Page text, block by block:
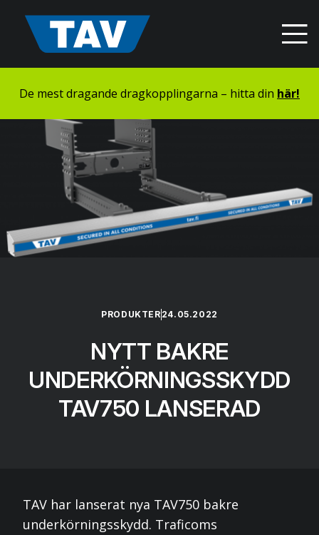
sisältöön
De mest dragande dragkopplingarna – hitta din här!
PRODUKTER 24.05.2022
NYTT BAKRE
UNDERKÖRNINGSSKYDD
TAV750 LANSERAD
TAV har lanserat nya TAV750 bakre
underkörningsskydd. Traficoms